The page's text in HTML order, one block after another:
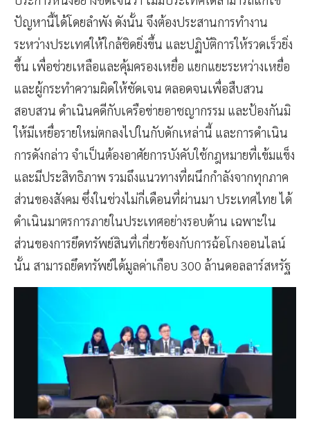
ปัญหานี้ได้โดยลำพัง ดังนั้น จึงต้องประสานการทำงาน
ระหว่างประเทศให้ใกล้ชิดยิ่งขึ้น และปฏิบัติการให้รวดเร็วยิ่ง
ขึ้น เพื่อช่วยเหลือและคุ้มครองเหยื่อ แยกแยะระหว่างเหยื่อ
และผู้กระทำความผิดให้ชัดเจน ตลอดจนเพื่อสืบสวน
สอบสวน ดำเนินคดีกับเครือข่ายอาชญากรรม และป้องกันมิ
ให้มีเหยื่อรายใหม่ตกลงไปในกับดักเหล่านี้ และการดำเนิน
การดังกล่าว จำเป็นต้องอาศัยการบังคับใช้กฎหมายที่เข้มแข็ง
และมีประสิทธิภาพ รวมถึงแนวทางที่ผนึกกำลังจากทุกภาค
ส่วนของสังคม ซึ่งในช่วงไม่กี่เดือนที่ผ่านมา ประเทศไทย ได้
ดำเนินมาตรการภายในประเทศอย่างรอบด้าน เฉพาะใน
ส่วนของการยึดทรัพย์สินที่เกี่ยวข้องกับการฉ้อโกงออนไลน์
นั้น สามารถยึดทรัพย์ได้มูลค่าเกือบ 300 ล้านดอลลาร์สหรัฐ